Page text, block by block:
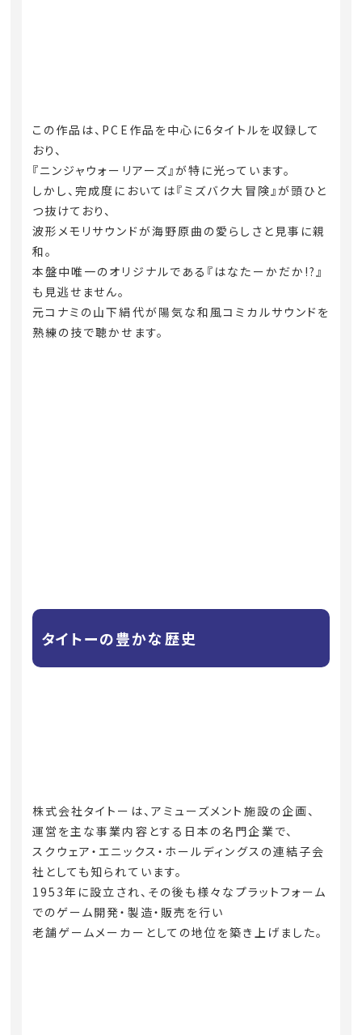
この作品は、PCE作品を中心に6タイトルを収録して
おり、
『ニンジャウォーリアーズ』が特に光っています。
しかし、完成度においては『ミズバク大冒険』が頭ひと
つ抜けており、
波形メモリサウンドが海野原曲の愛らしさと見事に親
和。
本盤中唯一のオリジナルである『はなたーかだか!?』
も見逃せません。
元コナミの山下絹代が陽気な和風コミカルサウンドを
熟練の技で聴かせます。
タイトーの豊かな歴史
株式会社タイトーは、アミューズメント施設の企画、
運営を主な事業内容とする日本の名門企業で、
スクウェア・エニックス・ホールディングスの連結子会
社としても知られています。
1953年に設立され、その後も様々なプラットフォーム
でのゲーム開発・製造・販売を行い
老舗ゲームメーカーとしての地位を築き上げました。